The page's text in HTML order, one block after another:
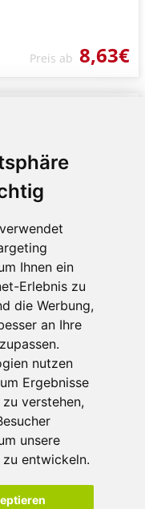
Ihnen ein
Erlebnis zu
die Werbung,
an Ihre
nutzen
Ergebnisse
verstehen,
unsere
entwickeln.
Preis ab 8,63€
Preis ab